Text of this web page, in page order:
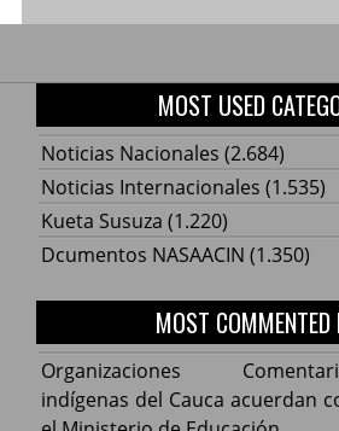
MOST USED
Noticias Nacionales (2.684)
Noticias Internacionales (1.535)
Kueta Susuza (1.220)
Dcumentos NASAACIN (1.350)
MOST COMMENTED
Organizaciones
indígenas del Cauca acuerdan